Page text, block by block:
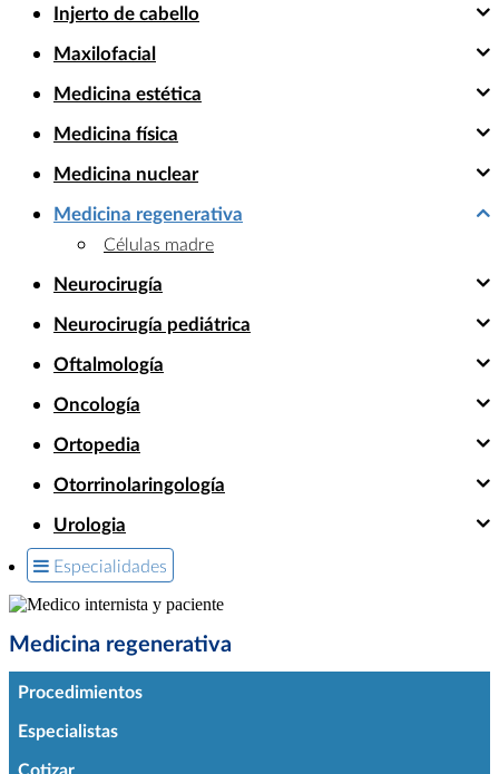
Injerto de cabello
Maxilofacial
Medicina estética
Medicina física
Medicina nuclear
Medicina regenerativa
Células madre
Neurocirugía
Neurocirugía pediátrica
Oftalmología
Oncología
Ortopedia
Otorrinolaringología
Urologia
Especialidades
Medicina regenerativa
Procedimientos
Especialistas
Cotizar